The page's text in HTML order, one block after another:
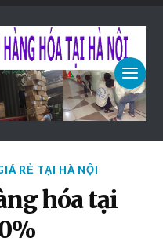
RẺ TẠI HÀ NỘI
hóa tại